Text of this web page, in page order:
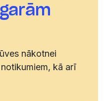
nākotnei
kā arī